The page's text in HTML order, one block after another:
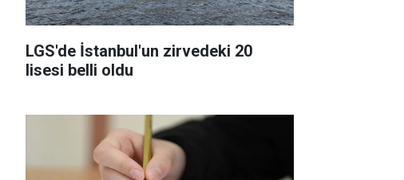
LGS'de İstanbul'un zirvedeki 20
lisesi belli oldu